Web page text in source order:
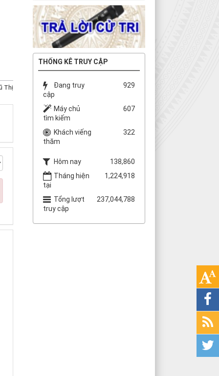
Thị
THỐNG KÊ TRUY CẬP
Đang truy
cập
929
Máy chủ
tìm kiếm
607
Khách viếng
thăm
322
Hôm nay
138,860
Tháng hiện
tại
1,224,918
Tổng lượt
truy cập
237,044,788